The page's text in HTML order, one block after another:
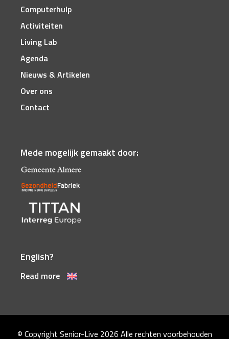
Computerhulp
Activiteiten
Living Lab
Agenda
Nieuws & Artikelen
Over ons
Contact
Mede mogelijk gemaakt door:
English?
Read more
© Copyright Senior-Live 2026 Alle rechten voorbehouden